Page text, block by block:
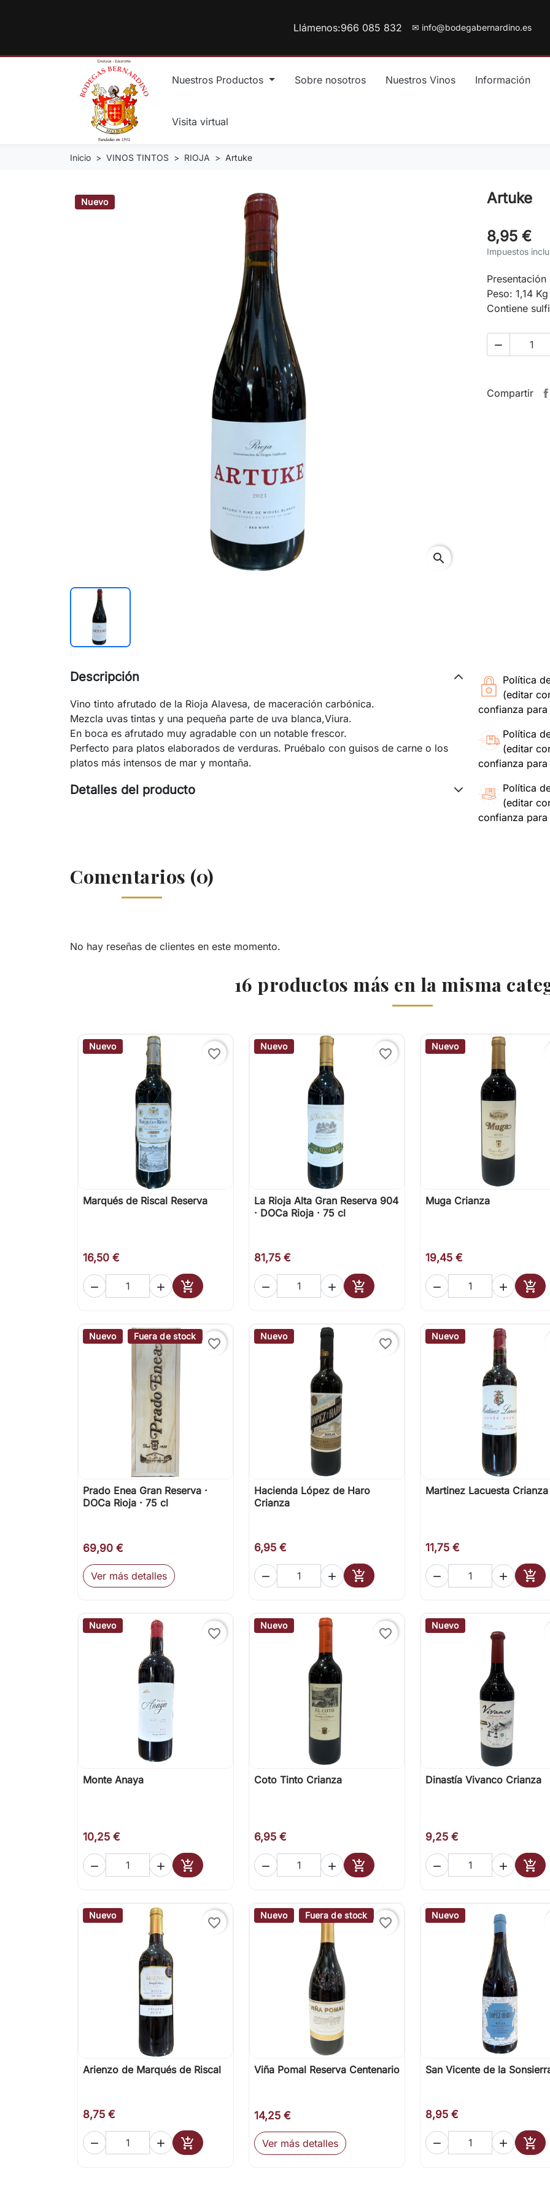
Llámenos:966 085 832 ✉ info@bodegabernardino.es
Nuestros Productos Sobre nosotros Nuestros Vinos Información
Visita virtual
Inicio VINOS TINTOS RIOJA Artuke
Nuevo
search
Artuke
8,95 €
Impuestos
Peso: 1,14 Kg
Contiene

Compartir
Política
(editar
confianza
Política
(editar
confianza
Política
(editar
confianza
Descripción
Vino tinto afrutado de la Rioja Alavesa, de maceración carbónica.
Mezcla uvas tintas y una pequeña parte de uva blanca,Viura.
En boca es afrutado muy agradable con un notable frescor.
Perfecto para platos elaborados de verduras. Pruébalo con guisos de carne o los
platos más intensos de mar y montaña.
Detalles del producto
Comentarios (0)
No hay reseñas de clientes en este momento.
16 productos más en la misma
Nuevo
favorite_border
 Vista rápida
Marqués de Riscal Reserva
16,50 €
  
Añadir al carrito
Nuevo
favorite_border
 Vista rápida
La Rioja Alta Gran Reserva 904
· DOCa Rioja · 75 cl
81,75 €
  
Añadir al carrito
Nuevo
 Vista rápida
Muga Crianza
19,45 €
  
Nuevo Fuera de stock
favorite_border
 Vista rápida
Prado Enea Gran Reserva ·
DOCa Rioja · 75 cl
69,90 €
Ver más detalles
Nuevo
favorite_border
 Vista rápida
Hacienda López de Haro
Crianza
6,95 €
  
Añadir al carrito
Nuevo
 Vista rápida
Martinez Lacuesta Crianza
11,75 €
  
Nuevo
favorite_border
 Vista rápida
Monte Anaya
10,25 €
  
Añadir al carrito
Nuevo
favorite_border
 Vista rápida
Coto Tinto Crianza
6,95 €
  
Añadir al carrito
Nuevo
 Vista rápida
Dinastía Vivanco Crianza
9,25 €
  
Nuevo
favorite_border
 Vista rápida
Arienzo de Marqués de Riscal
8,75 €
  
Añadir al carrito
Nuevo Fuera de stock
favorite_border
 Vista rápida
Viña Pomal Reserva Centenario
14,25 €
Ver más detalles
Nuevo
 Vista rápida
San Vicente de la
8,95 €
  